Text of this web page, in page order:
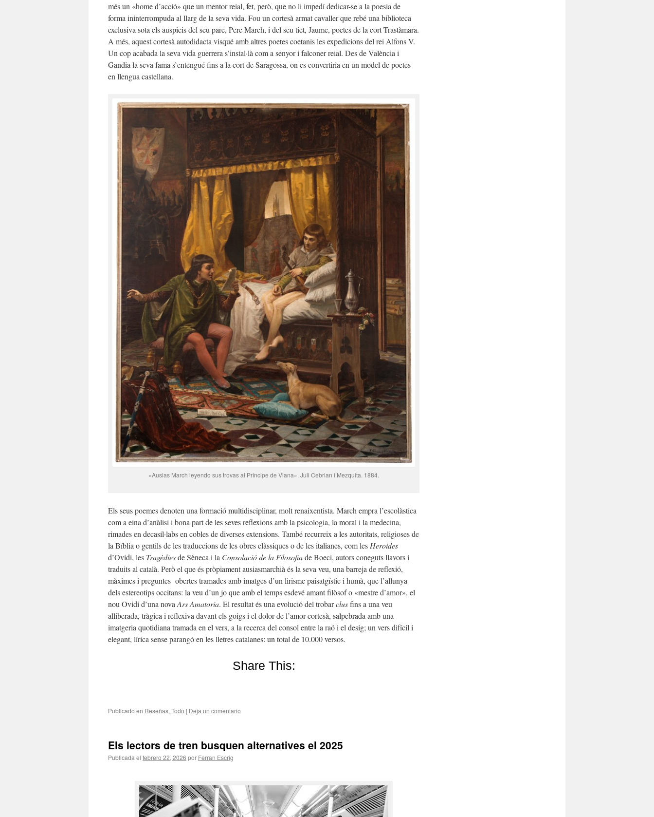
més un «home d’acció» que un mentor reial, fet, però, que no li impedí dedicar-se a la poesia de
forma ininterrompuda al llarg de la seva vida. Fou un cortesà armat cavaller que rebé una biblioteca
exclusiva sota els auspicis del seu pare, Pere March, i del seu tiet, Jaume, poetes de la cort Trastàmara.
A més, aquest cortesà autodidacta visqué amb altres poetes coetanis les expedicions del rei Alfons V.
Un cop acabada la seva vida guerrera s’instal·là com a senyor i falconer reial. Des de València i
Gandia la seva fama s’entengué fins a la cort de Saragossa, on es convertiria en un model de poetes
en llengua castellana.
«Ausias March leyendo sus trovas al Príncipe de Viana». Juli Cebrian i Mezquita. 1884.
Els seus poemes denoten una formació multidisciplinar, molt renaixentista. March empra l’escolàstica
com a eina d’anàlisi i bona part de les seves reflexions amb la psicologia, la moral i la medecina,
rimades en decasíl·labs en cobles de diverses extensions. També recurreix a les autoritats, religioses de
la Bíblia o gentils de les traduccions de les obres clàssiques o de les italianes, com les Heroides
d’Ovidi, les Tragèdiesde Sèneca i la Consolació de la Filosofiade Boeci, autors coneguts llavors i
traduits al català. Però el que és pròpiament ausiasmarchià és la seva veu, una barreja de reflexió,
màximes i preguntes obertes tramades amb imatges d’un lirisme paisatgístic i humà, que l’allunya
dels estereotips occitans: la veu d’un jo que amb el temps esdevé amant filòsof o «mestre d’amor», el
nou Ovidi d’una nova Ars Amatoria. El resultat és una evolució del trobarclusfins a una veu
alliberada, tràgica i reflexiva davant els goigs i el dolor de l’amor cortesà, salpebrada amb una
imatgeria quotidiana tramada en el vers, a la recerca del consol entre la raó i el desig; un vers difícil i
elegant, lírica sense parangó en les lletres catalanes: un total de 10.000 versos.
Share This:
Publicado en Reseñas, Todo | Deja un comentario
Els lectors de tren busquen alternatives el 2025
Publicada el febrero 22, 2026 por Ferran Escrig